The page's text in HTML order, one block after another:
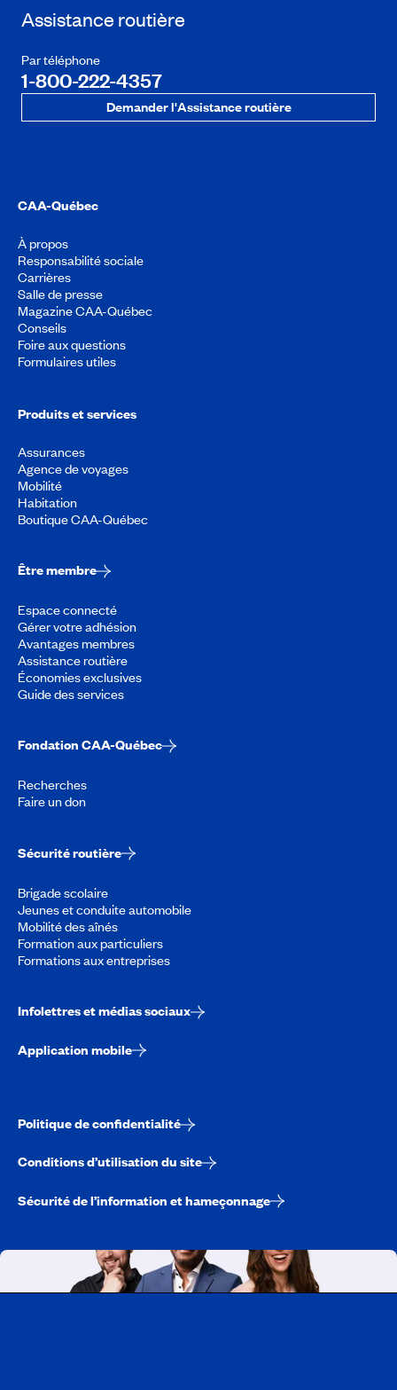
Assistance routière
Par téléphone
1-800-222-4357
Demander l'Assistance routière
CAA-Québec
À propos
Responsabilité sociale
Carrières
Salle de presse
Magazine CAA-Québec
Conseils
Foire aux questions
Formulaires utiles
Produits et services
Assurances
Agence de voyages
Mobilité
Habitation
Boutique CAA-Québec
Être membre
Espace connecté
Gérer votre adhésion
Avantages membres
Assistance routière
Économies exclusives
Guide des services
Fondation CAA-Québec
Recherches
Faire un don
Sécurité routière
Brigade scolaire
Jeunes et conduite automobile
Mobilité des aînés
Formation aux particuliers
Formations aux entreprises
Infolettres et médias sociaux
Application mobile
Politique de confidentialité
Conditions d’utilisation du site
Sécurité de l’information et hameçonnage